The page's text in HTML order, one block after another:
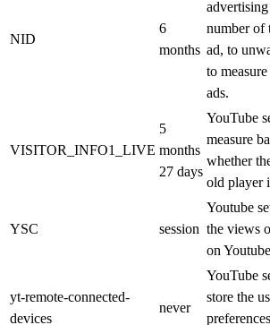
NID
6
months
number of
ad, to
to
ads.
VISITOR_INFO1_LIVE
5
months
27 days
YouTube
measure
whether
old player
YSC session
Youtube
the views
on
yt-remote-connected-
devices
never
YouTube
store the